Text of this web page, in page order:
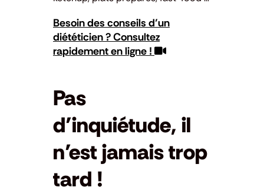
Besoin des conseils d’un
diététicien ? Consultez
rapidement en ligne !
Pas
d’inquiétude, il
n’est jamais trop
tard !